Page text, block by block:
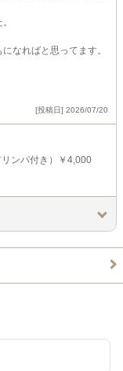
なればと思ってます。
[投稿日] 2026/07/20
ンパ付き）￥4,000